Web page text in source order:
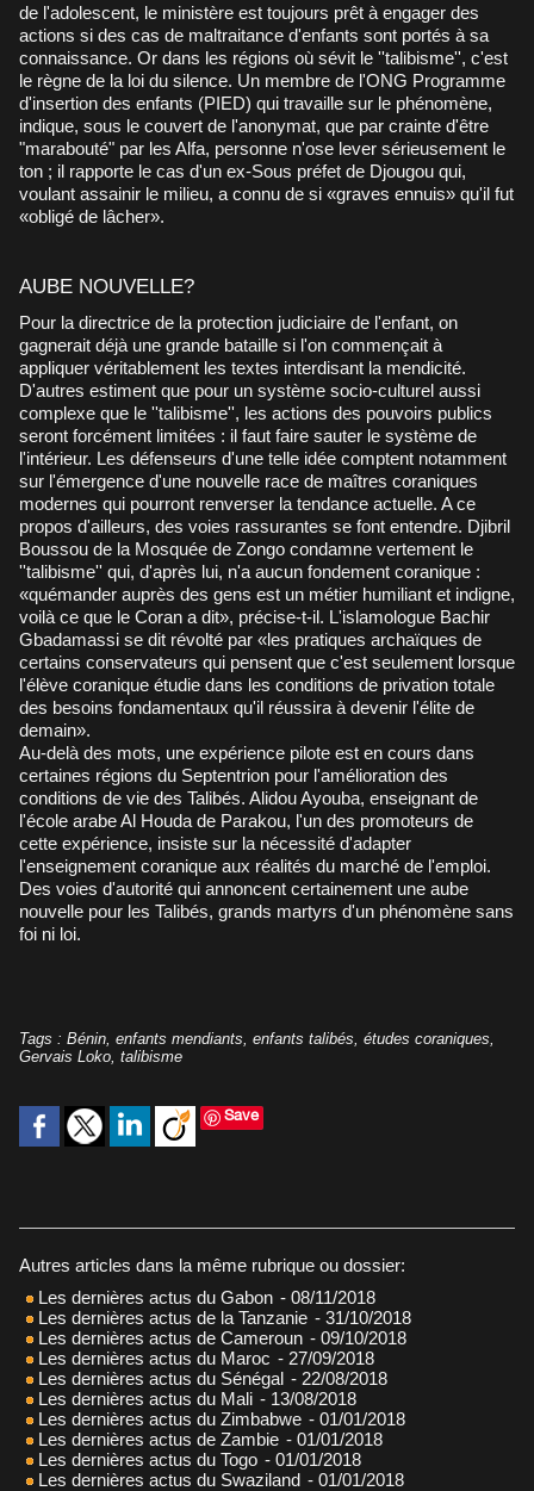
de l'adolescent, le ministère est toujours prêt à engager des
actions si des cas de maltraitance d'enfants sont portés à sa
connaissance. Or dans les régions où sévit le ''talibisme'', c'est
le règne de la loi du silence. Un membre de l'ONG Programme
d'insertion des enfants (PIED) qui travaille sur le phénomène,
indique, sous le couvert de l'anonymat, que par crainte d'être
"marabouté" par les Alfa, personne n'ose lever sérieusement le
ton ; il rapporte le cas d'un ex-Sous préfet de Djougou qui,
voulant assainir le milieu, a connu de si «graves ennuis» qu'il fut
«obligé de lâcher».
AUBE NOUVELLE?
Pour la directrice de la protection judiciaire de l'enfant, on
gagnerait déjà une grande bataille si l'on commençait à
appliquer véritablement les textes interdisant la mendicité.
D'autres estiment que pour un système socio-culturel aussi
complexe que le ''talibisme'', les actions des pouvoirs publics
seront forcément limitées : il faut faire sauter le système de
l'intérieur. Les défenseurs d'une telle idée comptent notamment
sur l'émergence d'une nouvelle race de maîtres coraniques
modernes qui pourront renverser la tendance actuelle. A ce
propos d'ailleurs, des voies rassurantes se font entendre. Djibril
Boussou de la Mosquée de Zongo condamne vertement le
''talibisme'' qui, d'après lui, n'a aucun fondement coranique :
«quémander auprès des gens est un métier humiliant et indigne,
voilà ce que le Coran a dit», précise-t-il. L'islamologue Bachir
Gbadamassi se dit révolté par «les pratiques archaïques de
certains conservateurs qui pensent que c'est seulement lorsque
l'élève coranique étudie dans les conditions de privation totale
des besoins fondamentaux qu'il réussira à devenir l'élite de
demain».
Au-delà des mots, une expérience pilote est en cours dans
certaines régions du Septentrion pour l'amélioration des
conditions de vie des Talibés. Alidou Ayouba, enseignant de
l'école arabe Al Houda de Parakou, l'un des promoteurs de
cette expérience, insiste sur la nécessité d'adapter
l'enseignement coranique aux réalités du marché de l'emploi.
Des voies d'autorité qui annoncent certainement une aube
nouvelle pour les Talibés, grands martyrs d'un phénomène sans
foi ni loi.
Tags : Bénin enfants mendiants enfants talibés études coraniques
Gervais Loko talibisme
Save
Autres articles dans la même rubrique ou dossier:
Les dernières actus du Gabon - 08/11/2018
Les dernières actus de la Tanzanie - 31/10/2018
Les dernières actus de Cameroun - 09/10/2018
Les dernières actus du Maroc - 27/09/2018
Les dernières actus du Sénégal - 22/08/2018
Les dernières actus du Mali - 13/08/2018
Les dernières actus du Zimbabwe - 01/01/2018
Les dernières actus de Zambie - 01/01/2018
Les dernières actus du Togo - 01/01/2018
Les dernières actus du Swaziland - 01/01/2018